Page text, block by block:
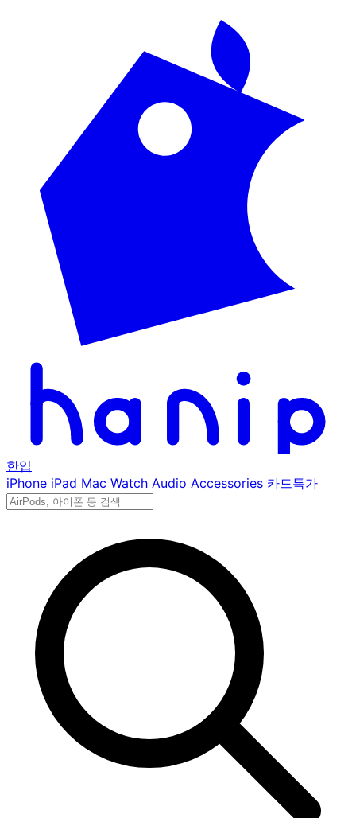
한입
iPhone iPad Mac Watch Audio Accessories 카드특가